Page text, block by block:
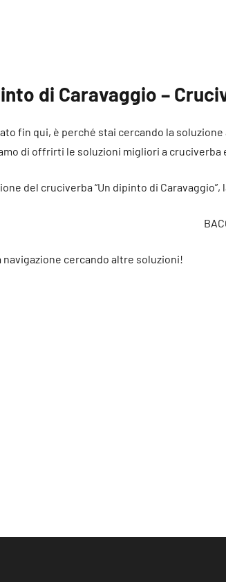
di Caravaggio –
fin qui, è perché stai cercando la
di offrirti le soluzioni migliori a cruciverba
del cruciverba “Un dipinto di
navigazione cercando altre soluzioni!